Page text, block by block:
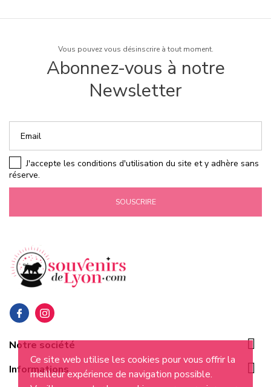
Ce site web utilise les cookies pour vous offrir la
meilleur expérience de navigation possible.
Vous pouvez vous désinscrire à tout moment.
Abonnez-vous à notre
Newsletter
SOUSCRIRE
J'accepte les conditions d'utilisation du site et y adhère sans
réserve.
Notre société 
Informations
